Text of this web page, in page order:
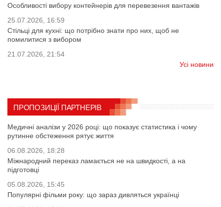
Особливості вибору контейнерів для перевезення вантажів
25.07.2026, 16:59
Стільці для кухні: що потрібно знати про них, щоб не
помилитися з вибором
21.07.2026, 21:54
Усі новини
ПРОПОЗИЦІЇ ПАРТНЕРІВ
Медичні аналізи у 2026 році: що показує статистика і чому
рутинне обстеження рятує життя
06.08.2026, 18:28
Міжнародний переказ ламається не на швидкості, а на
підготовці
05.08.2026, 15:45
Популярні фільми року: що зараз дивляться українці